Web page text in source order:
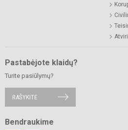
Pastabėjote klaidų?
Turite pasiūlymų?
RAŠYKITE
Bendraukime